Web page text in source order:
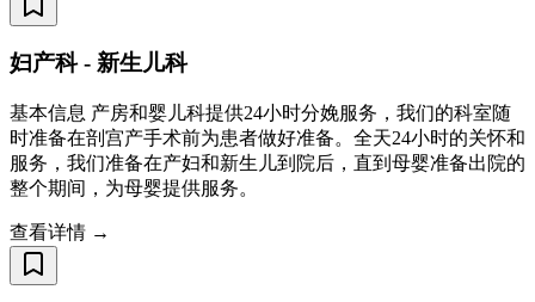
妇产科 - 新生儿科
基本信息 产房和婴儿科提供24小时分娩服务，我们的科室随
时准备在剖宫产手术前为患者做好准备。全天24小时的关怀和
服务，我们准备在产妇和新生儿到院后，直到母婴准备出院的
整个期间，为母婴提供服务。
查看详情 →